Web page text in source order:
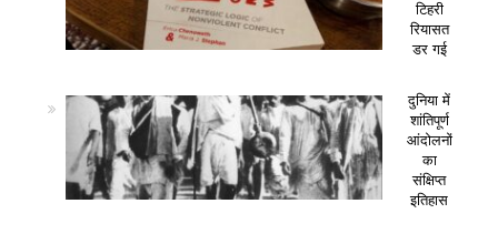
टिहरी
रियासत
डर गई
दुनिया में
शांतिपूर्ण
आंदोलनों
का
संक्षिप्त
इतिहास